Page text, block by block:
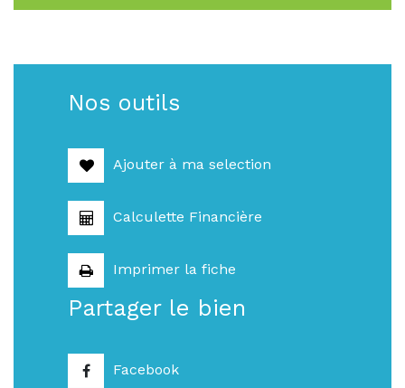
Nos outils
Ajouter à ma selection
Calculette Financière
Imprimer la fiche
Partager le bien
Facebook